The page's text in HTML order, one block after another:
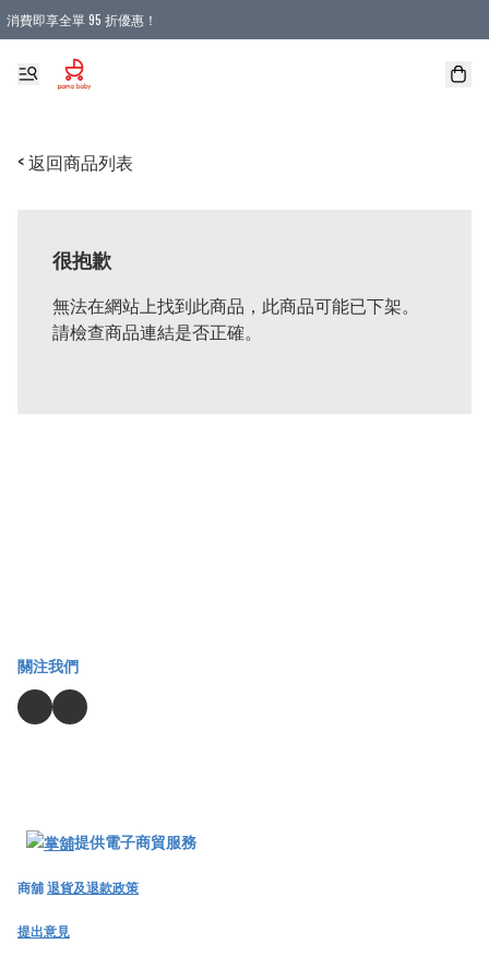
消費即享全單 95 折優惠！
購物滿 HKD 900.00即享免運費優惠！（適用於 本地送貨、本地取貨 )
< 返回商品列表
很抱歉
無法在網站上找到此商品，此商品可能已下架。
請檢查商品連結是否正確。
關注我們
提供電子商貿服務
商舖退貨及退款政策
提出意見